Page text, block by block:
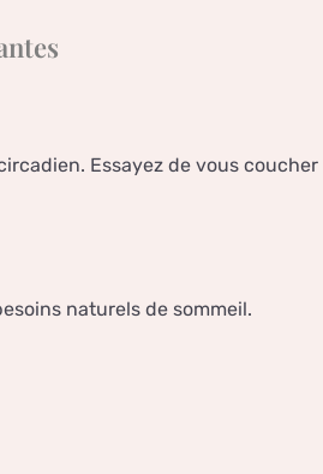
Essayez de vous coucher
naturels de sommeil.